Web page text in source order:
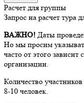
Расчет для группы
Запрос на расчет тура
ВАЖНО! Даты
Но мы просим
часто от этого
организации.
Количество
8-10 человек.